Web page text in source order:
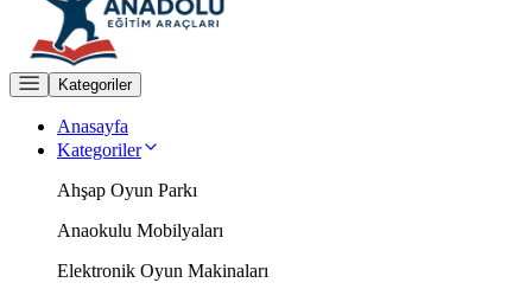
Kategoriler
Anasayfa
Kategoriler
Ahşap Oyun Parkı
Anaokulu Mobilyaları
Elektronik Oyun Makinaları